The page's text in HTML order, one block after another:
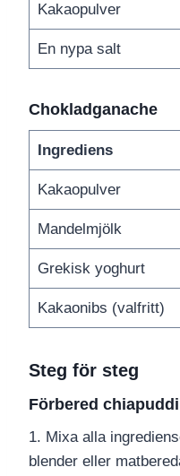
Kakaopulver
En nypa salt
Chokladganache
Ingrediens
Kakaopulver
Mandelmjölk
Grekisk yoghurt
Kakaonibs (valfritt)
Steg för steg
Förbered
1. Mixa alla
blender eller